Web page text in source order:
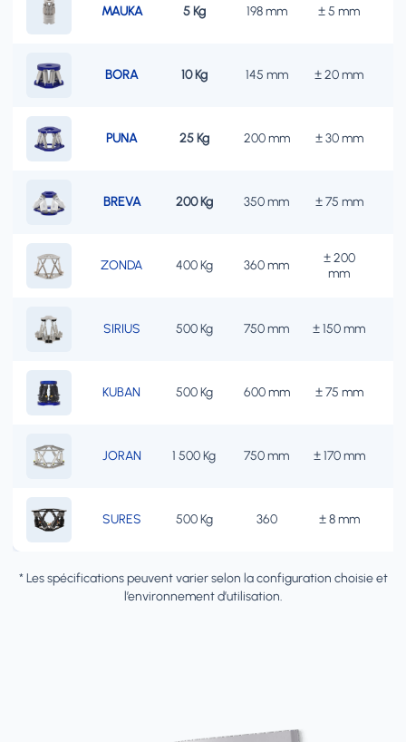
MAUKA 5 Kg 198 mm ± 5 mm
BORA 10 Kg 145 mm ± 20 mm
PUNA 25 Kg 200 mm ± 30 mm
BREVA 200 Kg 350 mm ± 75 mm
ZONDA 400 Kg 360 mm
± 200
mm
SIRIUS 500 Kg 750 mm ± 150 mm
KUBAN 500 Kg 600 mm ± 75 mm
JORAN 1 500 Kg 750 mm ± 170 mm
SURES 500 Kg 360 ± 8 mm
* Les spécifications peuvent varier selon la configuration choisie et
l’environnement d’utilisation.